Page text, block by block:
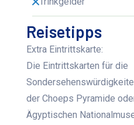
Reisetipps
Extra Eintrittskarte:
Die Eintrittskarten für die
der Choeps Pyramide
Ägyptischen